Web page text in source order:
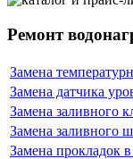
Ремонт
Замена
Замена датчика
Замена заливного
Замена заливного
Замена прокладок